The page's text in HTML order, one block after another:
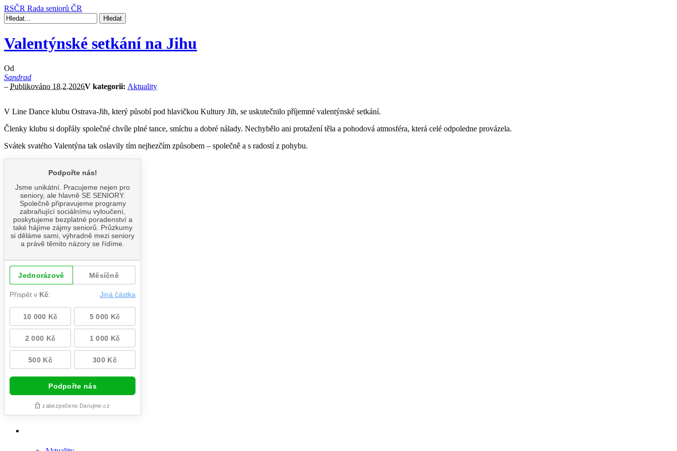
RSČR Rada seniorů ČR
Valentýnské setkání na Jihu
Od
Sandrad
– Publikováno 18.2.2026V kategorii: Aktuality
V Line Dance klubu Ostrava-Jih, který působí pod hlavičkou Kultury Jih, se uskutečnilo příjemné valentýnské setkání.
Členky klubu si dopřály společné chvíle plné tance, smíchu a dobré nálady. Nechybělo ani protažení těla a pohodová atmosféra, která celé odpoledne provázela.
Svátek svatého Valentýna tak oslavily tím nejhezčím způsobem – společně a s radostí z pohybu.